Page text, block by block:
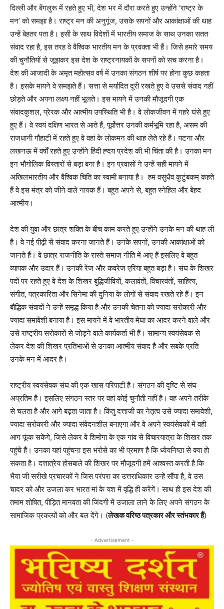
दिल्ली और बेंगलुरू में रहते हुए भी, देश भर में दौरा करते हुए उन्होंने ‘राष्ट्र के
मन’ को समझा है। राष्ट्र मन की अनुगूंज, उसके सपनों और आकांक्षाओं की थाह
उन्हें बेहतर पता है। इसी के साथ विदेशों में भारतीय समाज के साथ उनका सतत
संवाद रहा है, इस तरह वे वैश्विक भारतीय मन के प्रवक्ता भी हैं। जिसे हमारे समय
की चुनौतियों से जूझकर इस देश के राष्ट्रनायकों के सपनों को सच करना है।
देश की आजादी के अमृत महोत्सव वर्ष में उनका संगठन शीर्ष पर होना कुछ कहता
है। इसके मायने वे समझते हैं। सत्ता से मर्यादित दूरी रखते हुए वे उससे संवाद नहीं
छोड़ते और अपना लक्ष्य नहीं भूलते। इस मायने में उनकी मौजूदगी एक
संवादकुशल, प्रेरक और आत्मीय उपस्थिति भी है। वे लोकजीवन में गहरे घंसे हुए
हुए हैं। वे स्वयं दक्षिण भारत से आते हैं, पूर्वोत्तर उनकी कर्मभूमि रहा है, असम की
राजधानी गौहाटी में रहते हुए वे वहां के लोकमन की थाह लेते रहे हैं। पटना और
लखनऊ में वर्षों रहते हुए उन्होंने हिंदी ह्दय प्रदेश की भी चिंता की है। उनका मन
इन भौगोलिक विस्तारों से बड़ा बना है। इन प्रवासों ने उन्हें सही मायने में
अखिलभारतीय और वैश्विक चिति का स्वामी बनाया है। हम वसुधैव कुटुंबकम् कहते
हैं वे इस मंत्र को जीने वाले नायक हैं। बहुत अपने से, बहुत स्नेहिल और बेहद
आत्मीय।
देश की युवा और छात्र शक्ति के बीच काम करते हुए उन्होंने उनके मन की थाह ली
है। वे नई पीढ़ी से संवाद करना जानते हैं। उनके सपनों, उनकी आकांक्षाओं को
जानते हैं। वे छात्र राजनीति के रास्ते समाज नीति में आए हैं इसलिए वे बहुत
व्यापक और उदार हैं। उनकी रेंज और कवरेज एरिया बहुत बड़ा है। संघ के शिखर
पदों पर रहते हुए वे देश के शिखर बुद्धिजीवियों, कलावंतों, विचारवंतों, साहित्य,
संगीत, पत्रकारिता और सिनेमा की दुनिया के लोगों से संवाद रखते रहे हैं। इन
बौद्धिक संवादों ने उन्हें समृद्ध किया है और उनकी चेतना को ज्यादा सरोकारी और
ज्यादा समावेशी बनाया है। इस मायने में वे भारतीय मेघा का आदर करने वाले और
उसे राष्ट्रीय सरोकारों से जोड़ने वाले कार्यकर्ता भी हैं। सामान्य स्वयंसेवक से
लेकर देश की शिखर प्रतिभाओं से उनका आत्मीय संवाद है और सबके प्रति
उनके मन में आदर है।
राष्ट्रीय स्वयंसेवक संघ की एक खास परिपाटी है। संगठन की दृष्टि से संघ
अप्रतिम है। इसलिए संगठन स्तर पर वहां कोई चुनौती नहीं है। वह अपने तरीके
से चलता है और आगे बढ़ता जाता है। किंतु दत्ताजी का नेतृत्व उसे ज्यादा समावेशी,
ज्यादा सरोकारी और ज्यादा संवेदनशील बनाएगा और वे अपने स्वयंसेवकों में वही
आग फूंक सकेंगे, जिसे लेकर वे शिमोगा के एक गांव से विचारयात्रा के शिखर तक
पहुंचे हैं। उनका यहां पहुंचना इस भरोसे का भी प्रमाण है कि ध्येयनिष्ठा से क्या हो
सकता है। दत्तात्रेय होसबाले की शिखर पर मौजूदगी हमें आश्वस्त करती है कि
भैया जी सरीखे प्रचारकों ने जिस परंपरा का उत्तराधिकार उन्हें सौंपा है, वे उस
चादर को और उजला कर भारत मां के यश में वृद्धि ही करेंगें। साथ ही इस देश की
तमाम शोषित, पीड़ित मानवता की जिंदगी में उजाला लाने के लिए अपने संगठन के
सामाजिक प्रकल्पों को और बल देंगे। (लेखक वरिष्ठ पत्रकार और स्तंभकार हैं)
- Advertisement -